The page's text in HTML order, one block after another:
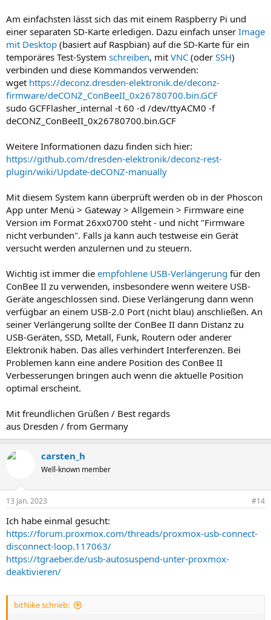
Am einfachsten lässt sich das mit einem Raspberry Pi und
einer separaten SD-Karte erledigen. Dazu einfach unser Image
mit Desktop (basiert auf Raspbian) auf die SD-Karte für ein
temporäres Test-System schreiben, mit VNC (oder SSH)
verbinden und diese Kommandos verwenden:
wget https://deconz.dresden-elektronik.de/deconz-
firmware/deCONZ_ConBeeII_0x26780700.bin.GCF
sudo GCFFlasher_internal -t 60 -d /dev/ttyACM0 -f
deCONZ_ConBeeII_0x26780700.bin.GCF
Weitere Informationen dazu finden sich hier:
https://github.com/dresden-elektronik/deconz-rest-
plugin/wiki/Update-deCONZ-manually
Mit diesem System kann überprüft werden ob in der Phoscon
App unter Menü > Gateway > Allgemein > Firmware eine
Version im Format 26xx0700 steht - und nicht "Firmware
nicht verbunden". Falls ja kann auch testweise ein Gerät
versucht werden anzulernen und zu steuern.
Wichtig ist immer die empfohlene USB-Verlängerung für den
ConBee II zu verwenden, insbesondere wenn weitere USB-
Geräte angeschlossen sind. Diese Verlängerung dann wenn
verfügbar an einem USB-2.0 Port (nicht blau) anschließen. An
seiner Verlängerung sollte der ConBee II dann Distanz zu
USB-Geräten, SSD, Metall, Funk, Routern oder anderer
Elektronik haben. Das alles verhindert Interferenzen. Bei
Problemen kann eine andere Position des ConBee II
Verbesserungen bringen auch wenn die aktuelle Position
optimal erscheint.
Mit freundlichen Grüßen / Best regards
aus Dresden / from Germany
carsten_h
Well-known member
13 Jan. 2023 #14
Ich habe einmal gesucht:
https://forum.proxmox.com/threads/proxmox-usb-connect-
disconnect-loop.117063/
https://tgraeber.de/usb-autosuspend-unter-proxmox-
deaktivieren/
bitNike schrieb: